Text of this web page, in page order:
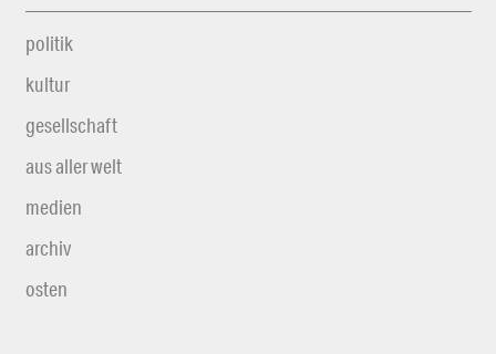
politik
kultur
gesellschaft
aus aller welt
medien
archiv
osten